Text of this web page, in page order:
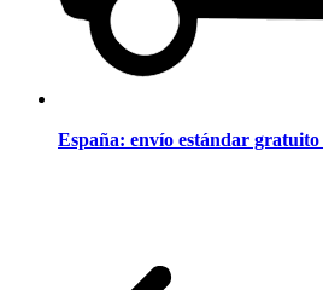
España: envío estándar gratuito